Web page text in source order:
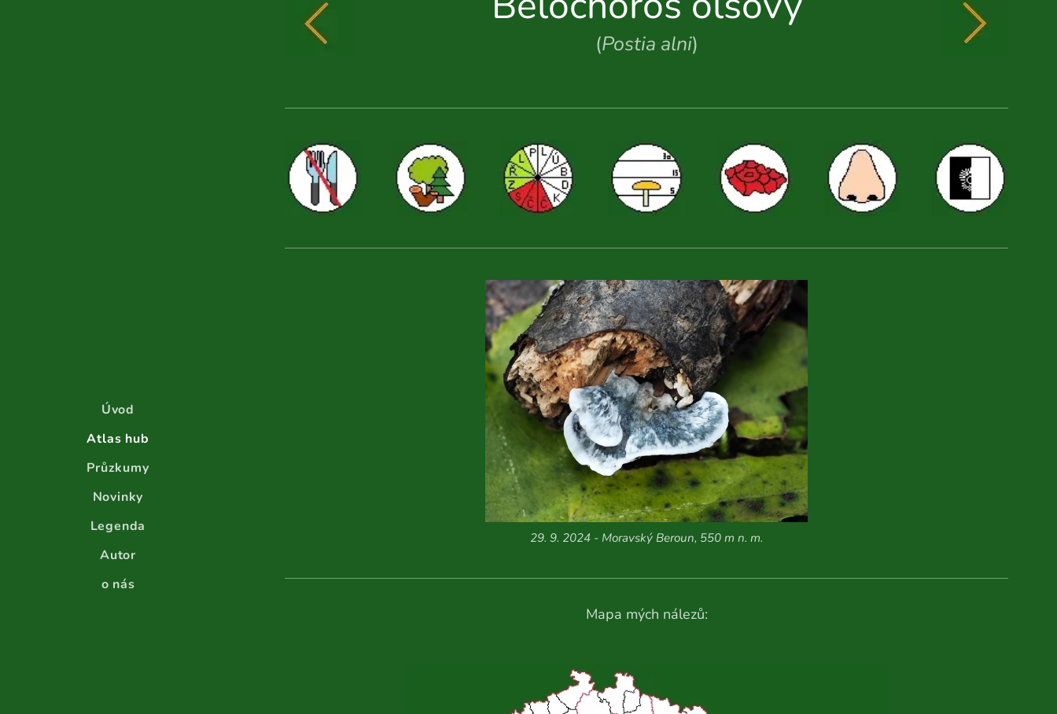
Úvod
Atlas hub
Průzkumy
Novinky
Legenda
Autor
o nás
(Postia alni)
29. 9. 2024 - Moravský Beroun, 550 m n. m.
Mapa mých nálezů: